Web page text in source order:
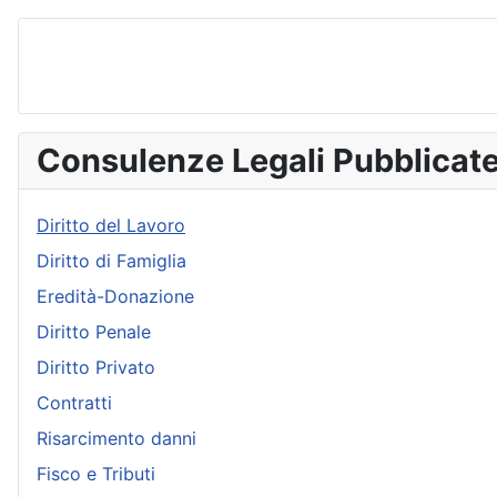
Consulenze Legali
Diritto del Lavoro
Diritto di Famiglia
Eredità-Donazione
Diritto Penale
Diritto Privato
Contratti
Risarcimento danni
Fisco e Tributi